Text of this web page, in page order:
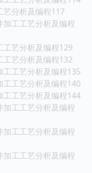
艺分析及编程117
工工艺分析及编程
工艺分析及编程129
艺分析及编程132
工工艺分析及编程135
工工艺分析及编程140
工艺分析及编程144
工工艺分析及编程
工工艺分析及编程
工工艺分析及编程